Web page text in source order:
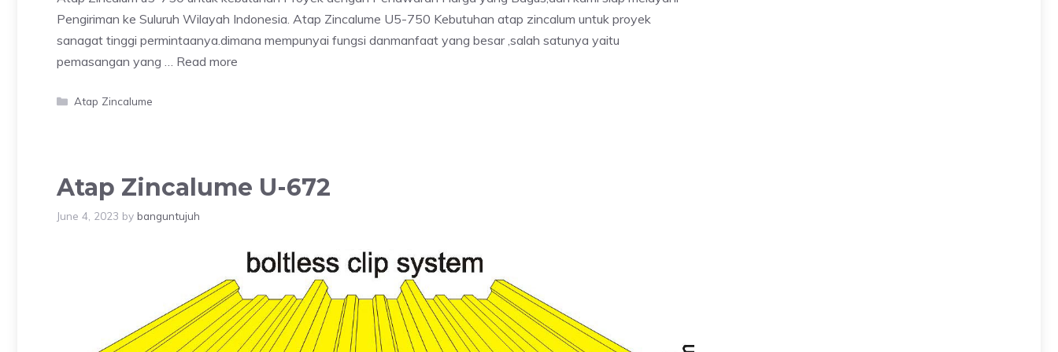
Pengiriman ke Suluruh Wilayah Indonesia. Atap Zincalume U5-750 Kebutuhan atap zincalum untuk proyek
sanagat tinggi permintaanya.dimana mempunyai fungsi danmanfaat yang besar ,salah satunya yaitu
pemasangan yang … Read more
Categories
Atap Zincalume
Atap Zincalume U-672
June 4, 2023 by banguntujuh